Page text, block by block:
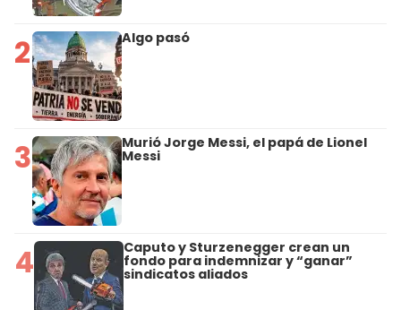
2 Algo pasó
3 Murió Jorge Messi, el papá de Lionel
Messi
4 Caputo y Sturzenegger crean un
fondo para indemnizar y “ganar”
sindicatos aliados